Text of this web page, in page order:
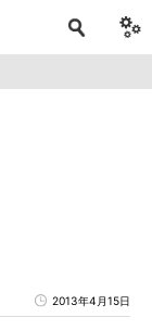
2013年4月15日